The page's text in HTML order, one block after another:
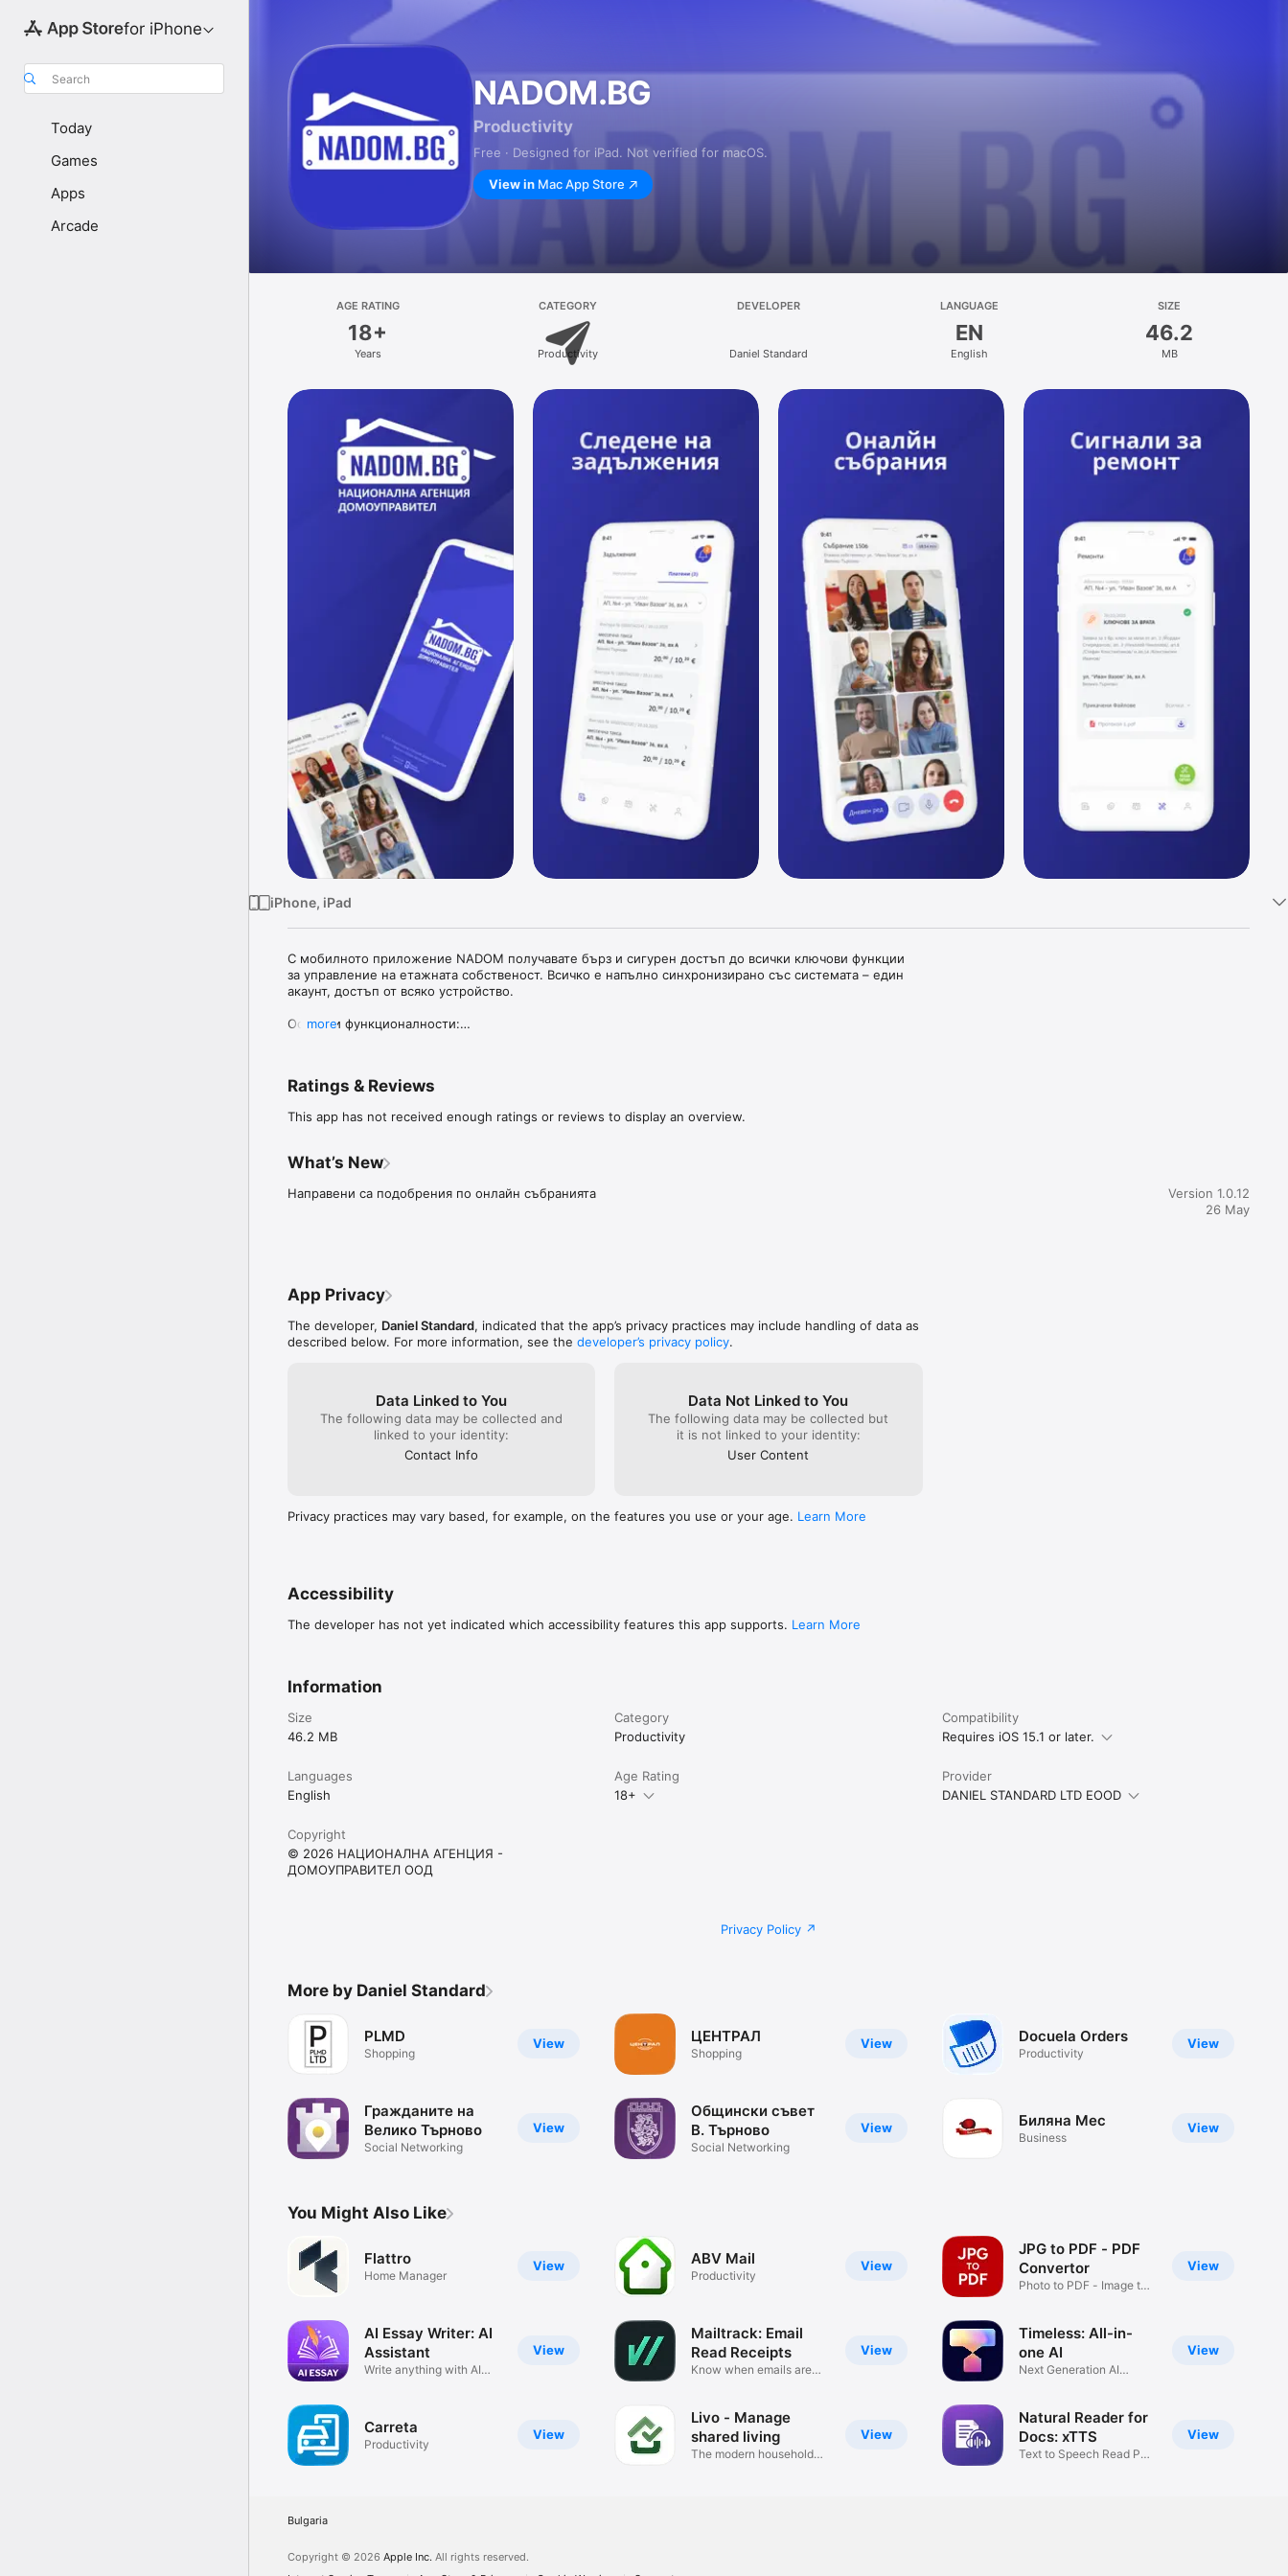
for iPhone
Search
Today
Games
Apps
Arcade
NADOM.BG
Productivity
Free · Designed for iPad. Not verified for macOS.
View in Mac App Store
AGE RATING
18+
Years
CATEGORY
Productivity
DEVELOPER
Daniel Standard
LANGUAGE
EN
English
SIZE
46.2
MB
iPhone, iPad
С мобилното приложение NADOM получавате бърз и сигурен достъп до всички ключови функции
за управление на етажната собственост. Всичко е напълно синхронизирано със системата – един
акаунт, достъп от всяко устройство.
Основни функционалности:
срокове – без нужда от допълнителна комуникация.
- Заявки за ремонти
- Онлайн събрания с гласуване
Участвайте в общи събрания дистанционно чрез видео връзка. Гласувайте в реално време и бъдете
активна част от вземането на решения – независимо къде се намирате.
- Документи и информация
more
Ratings & Reviews
This app has not received enough ratings or reviews to display an overview.
What’s New
Направени са подобрения по онлайн събранията
Version 1.0.12
26 May
App Privacy
The developer, Daniel Standard, indicated that the app’s privacy practices may include handling of data as
described below. For more information, see the developer’s privacy policy.
Data Linked to You
The following data may be collected and
linked to your identity:
Contact Info
Data Not Linked to You
The following data may be collected but
it is not linked to your identity:
User Content
Privacy practices may vary based, for example, on the features you use or your age. Learn More
Accessibility
The developer has not yet indicated which accessibility features this app supports. Learn More
Information
Size
46.2 MB
Category
Productivity
Compatibility
Requires iOS 15.1 or later.
Languages
English
Age Rating
18+
Provider
DANIEL STANDARD LTD EOOD
Copyright
© 2026 НАЦИОНАЛНА АГЕНЦИЯ -
ДОМОУПРАВИТЕЛ ООД
Privacy Policy
More by Daniel Standard
View
PLMD
Shopping
View
Гражданите на
Велико Търново
Social Networking
View
ЦЕНТРАЛ
Shopping
View
Общински съвет
В. Търново
Social Networking
View
Docuela Orders
Productivity
View
Биляна Мес
Business
You Might Also Like
View
Flattro
Home Manager
View
AI Essay Writer: AI
Assistant
Write anything with AI
View
Carreta
Productivity
View
ABV Mail
Productivity
View
Mailtrack: Email
Read Receipts
Know when emails are
View
Livo - Manage
shared living
The modern household
View
JPG to PDF - PDF
Convertor
Photo to PDF - Image to
View
Timeless: All-in-
one AI
Next Generation AI
View
Natural Reader for
Docs: xTTS
Text to Speech Read PDF
Bulgaria
Copyright © 2026 Apple Inc. All rights reserved.